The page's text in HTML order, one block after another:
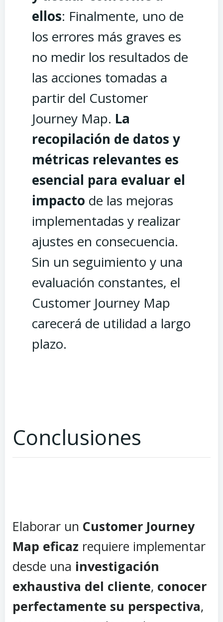
ellos: Finalmente, uno de
los errores más graves es
no medir los resultados de
las acciones tomadas a
partir del Customer
Journey Map. La
recopilación de datos y
métricas relevantes es
esencial para evaluar el
impacto de las mejoras
implementadas y realizar
ajustes en consecuencia.
Sin un seguimiento y una
evaluación constantes, el
Customer Journey Map
carecerá de utilidad a largo
plazo.
Conclusiones
Elaborar un Customer Journey
Map eficaz requiere implementar
desde una investigación
exhaustiva del cliente, conocer
perfectamente su perspectiva,